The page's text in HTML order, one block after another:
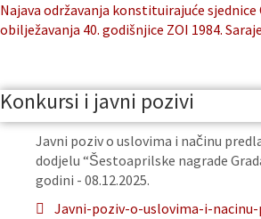
Najava održavanja konstituirajuće
obilježavanja 40. godišnjice ZOI 1984.
Konkursi i javni pozivi
Javni poziv o uslovima i načinu
dodjelu “Šestoaprilske nagrade
godini - 08.12.2025.
Javni-poziv-o-uslovima-i-